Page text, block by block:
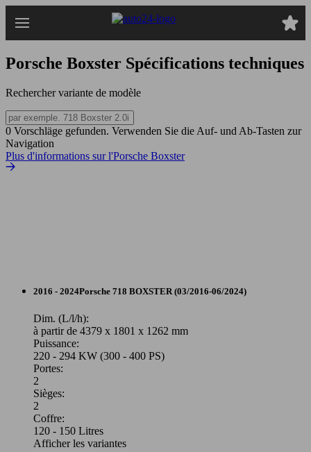
au
Porsche Boxster Spécifications techniques
Rechercher variante de modèle
0 Vorschläge gefunden. Verwenden Sie die Auf- und Ab-Tasten zur
Navigation
Plus d'informations sur l'Porsche Boxster
2016 - 2024Porsche 718 BOXSTER (03/2016-06/2024)
Dim. (L/l/h):
à partir de 4379 x 1801 x 1262 mm
Puissance:
220 - 294 KW (300 - 400 PS)
Portes:
2
Sièges:
2
Coffre:
120 - 150 Litres
Afficher les variantes